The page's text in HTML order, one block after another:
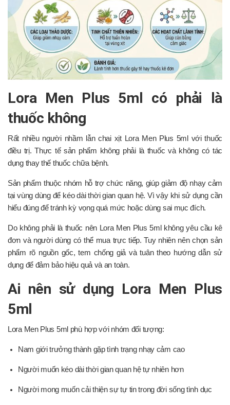
Lora Men Plus 5ml có phải là
thuốc không
Rất nhiều người nhầm lẫn chai xịt Lora Men Plus 5ml với thuốc
điều trị. Thực tế sản phẩm không phải là thuốc và không có tác
dụng thay thế thuốc chữa bệnh.
Sản phẩm thuộc nhóm hỗ trợ chức năng, giúp giảm độ nhạy cảm
tại vùng dùng để kéo dài thời gian quan hệ. Vì vậy khi sử dụng cần
hiểu đúng để tránh kỳ vọng quá mức hoặc dùng sai mục đích.
Do không phải là thuốc nên Lora Men Plus 5ml không yêu cầu kê
đơn và người dùng có thể mua trực tiếp. Tuy nhiên nên chọn sản
phẩm rõ nguồn gốc, tem chống giả và tuân theo hướng dẫn sử
dụng để đảm bảo hiệu quả và an toàn.
Ai nên sử dụng Lora Men Plus
5ml
Lora Men Plus 5ml phù hợp với nhóm đối tượng:
Nam giới trưởng thành gặp tình trạng nhạy cảm cao
Người muốn kéo dài thời gian quan hệ tự nhiên hơn
Người mong muốn cải thiện sự tự tin trong đời sống tình dục